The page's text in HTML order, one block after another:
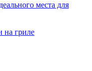
места для
на гриле